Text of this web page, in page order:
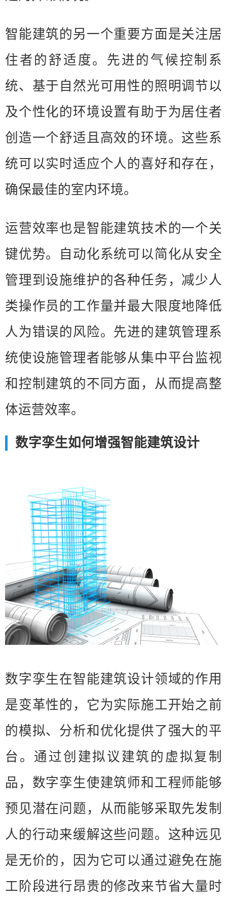
智能建筑的另一个重要方面是关注居
住者的舒适度。先进的气候控制系
统、基于自然光可用性的照明调节以
及个性化的环境设置有助于为居住者
创造一个舒适且高效的环境。这些系
统可以实时适应个人的喜好和存在，
确保最佳的室内环境。
运营效率也是智能建筑技术的一个关
键优势。自动化系统可以简化从安全
管理到设施维护的各种任务，减少人
类操作员的工作量并最大限度地降低
人为错误的风险。先进的建筑管理系
统使设施管理者能够从集中平台监视
和控制建筑的不同方面，从而提高整
体运营效率。
数字孪生如何增强智能建筑设计
数字孪生在智能建筑设计领域的作用
是变革性的，它为实际施工开始之前
的模拟、分析和优化提供了强大的平
台。通过创建拟议建筑的虚拟复制
品，数字孪生使建筑师和工程师能够
预见潜在问题，从而能够采取先发制
人的行动来缓解这些问题。这种远见
是无价的，因为它可以通过避免在施
工阶段进行昂贵的修改来节省大量时